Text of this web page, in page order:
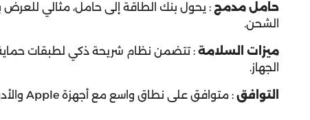
حامل مدمج : يحول بنك الطاقة إلى حامل، مثالي للعرض
الشحن.
ميزات السلامة : تتضمن نظام شريحة ذكي لطبقات
الجهاز.
التوافق : متوافق على نطاق واسع مع أجهزة Apple والأدوات التي تدعم USB-C